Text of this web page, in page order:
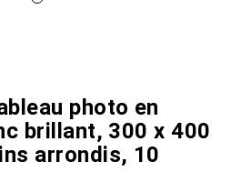
photo en
brillant, 300 x 400
arrondis, 10